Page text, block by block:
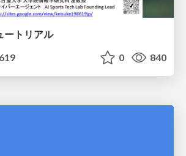
ートリアル
0 840